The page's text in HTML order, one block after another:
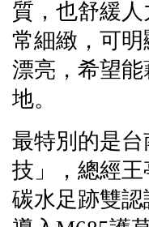
質，也舒緩
常細緻，可
漂亮，希望
地。
最特別的是
技」，總經
碳水足跡雙